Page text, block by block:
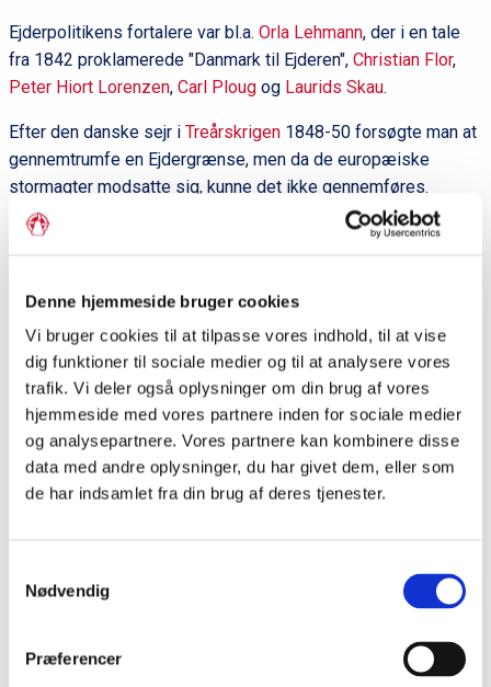
Denne hjemmeside bruger cookies
Vi bruger cookies til at tilpasse vores indhold, til at vise
dig funktioner til sociale medier og til at analysere vores
trafik. Vi deler også oplysninger om din brug af vores
hjemmeside med vores partnere inden for sociale medier
og analysepartnere. Vores partnere kan kombinere disse
data med andre oplysninger, du har givet dem, eller som
de har indsamlet fra din brug af deres tjenester.
Nødvendig
Præferencer
Ejderpolitikens fortalere var bl.a. Orla Lehmann, der i en tale
fra 1842 proklamerede "Danmark til Ejderen", Christian Flor,
Peter Hiort Lorenzen, Carl Plougog Laurids Skau.
Efter den danske sejr i Treårskrigen1848-50 forsøgte man at
gennemtrumfe en Ejdergrænse, men da de europæiske
stormagter modsatte sig, kunne det ikke gennemføres.
Den danske regering genoptog Ejderpolitiken i marts 1863,
hvilket førte til vedtagelse af
efterfølgende tab af Hertugdømmerne.
Del siden
P
m
Hall, C.C., 1812-1888, politiker
C.C. Hall var uddannet jurist. I 1848 blev han
medlem af Den Grundlovgivende Rigsforsamling,